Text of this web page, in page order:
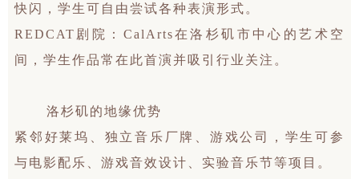
快闪，学生可自由尝试各种表演形式。
REDCAT剧院：CalArts在洛杉矶市中心的艺术空
间，学生作品常在此首演并吸引行业关注。
洛杉矶的地缘优势
紧邻好莱坞、独立音乐厂牌、游戏公司，学生可参
与电影配乐、游戏音效设计、实验音乐节等项目。